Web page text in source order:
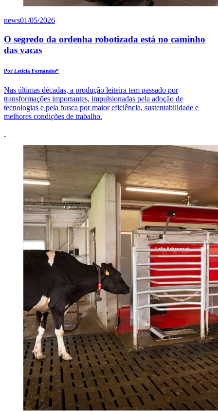
news01/05/2026
O segredo da ordenha robotizada está no caminho
das vacas
Por Leticia Fernandes*
Nas últimas décadas, a produção leiteira tem passado por
transformações importantes, impulsionadas pela adoção de
tecnologias e pela busca por maior eficiência, sustentabilidade e
melhores condições de trabalho.